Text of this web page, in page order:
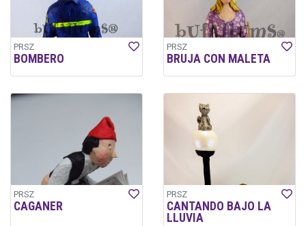
PRSZ
BOMBERO
PRSZ
BRUJA CON MALETA
PRSZ
CAGANER
PRSZ
CANTANDO BAJO LA
LLUVIA